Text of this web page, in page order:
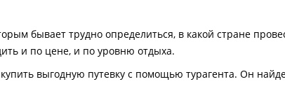
бывает трудно определиться, в какой стране
и по цене, и по уровню отдыха.
выгодную путевку с помощью турагента. Он